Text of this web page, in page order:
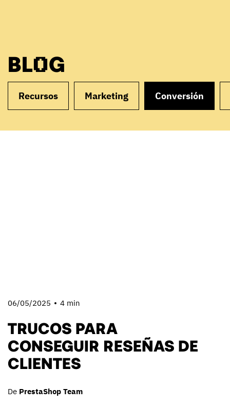
BLOG
Recursos Marketing Conversión
06/05/2025 4 min
TRUCOS PARA
CONSEGUIR RESEÑAS DE
CLIENTES
De PrestaShop Team